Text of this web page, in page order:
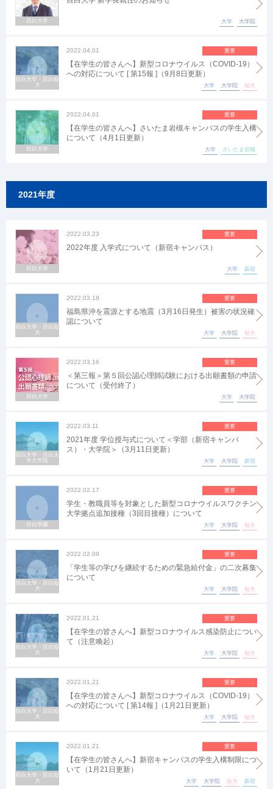
大学 大学院
目白大学
2022.04.01 重要
【在学生の皆さんへ】新型コロナウイルス（COVID-19）
への対応について [ 第15報 ]（9月8日更新）
大学 大学院 短大
目白大学・目白短
大
2022.04.01 重要
【在学生の皆さんへ】さいたま岩槻キャンパスの学生入構
について（4月1日更新）
大学 さいたま岩槻
目白大学
2021年度
2022.03.23 重要
2022年度 入学式について（新宿キャンパス）
大学 新宿
目白大学
2022.03.18 重要
福島県沖を震源とする地震（3月16日発生）被害の状況確
認について
大学 大学院 短大
目白大学・目白短
大
2022.03.16 重要
＜第三報＞第５回公認心理師試験における出願書類の申請
について（受付終了）
大学 大学院
目白大学
2022.03.11 重要
2021年度 学位授与式について＜学部（新宿キャンパ
ス）・大学院＞（3月11日更新）
大学 大学院 新宿
目白大学・目白大
学大学院
2022.02.17 重要
学生・教職員等を対象とした新型コロナウイルスワクチン
大学拠点追加接種（3回目接種）について
大学 大学院 短大
目白学園
2022.02.09 重要
「学生等の学びを継続するための緊急給付金」の二次募集
について
大学 大学院 短大
目白大学・目白短
大
2022.01.21 重要
【在学生の皆さんへ】新型コロナウイルス感染防止につい
て（注意喚起）
大学 大学院 短大
目白大学・目白短
大
2022.01.21 重要
【在学生の皆さんへ】新型コロナウイルス（COVID-19）
への対応について [ 第14報 ]（1月21日更新）
大学 大学院 短大
目白大学・目白短
大
2022.01.21 重要
【在学生の皆さんへ】新宿キャンパスの学生入構制限につ
いて（1月21日更新）
大学 大学院 短大 新宿
目白大学・目白短
大